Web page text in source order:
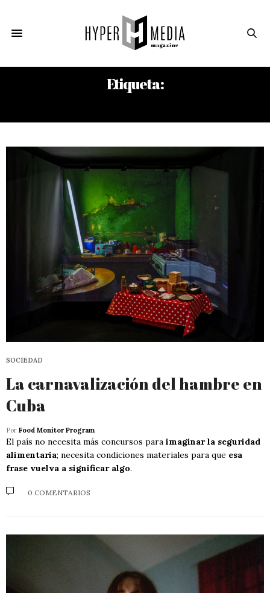
Etiqueta:
SOCIEDAD
La carnavalización del hambre en
Cuba
Por Food Monitor Program
El país no necesita más concursos para imaginar la seguridad
alimentaria; necesita condiciones materiales para que esa
frase vuelva a significar algo.
0 COMENTARIOS